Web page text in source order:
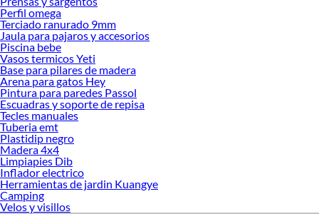
Perfil omega
Terciado ranurado 9mm
Jaula para pajaros y accesorios
Piscina bebe
Vasos termicos Yeti
Base para pilares de madera
Arena para gatos Hey
Pintura para paredes Passol
Escuadras y soporte de repisa
Tecles manuales
Tuberia emt
Plastidip negro
Madera 4x4
Limpiapies Dib
Inflador electrico
Herramientas de jardin Kuangye
Camping
Velos y visillos